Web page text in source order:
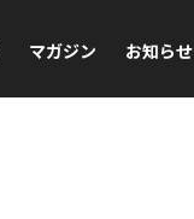
マガジン お知らせ